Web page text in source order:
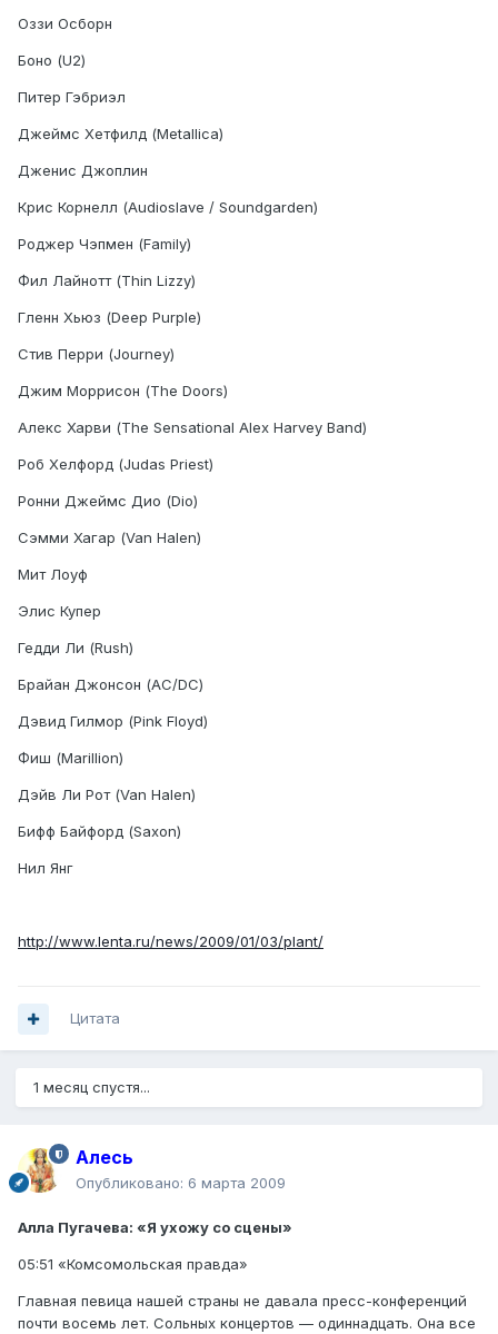
Оззи Осборн
Боно (U2)
Питер Гэбриэл
Джеймс Хетфилд (Metallica)
Дженис Джоплин
Крис Корнелл (Audioslave / Soundgarden)
Роджер Чэпмен (Family)
Фил Лайнотт (Thin Lizzy)
Гленн Хьюз (Deep Purple)
Стив Перри (Journey)
Джим Моррисон (The Doors)
Алекс Харви (The Sensational Alex Harvey Band)
Роб Хелфорд (Judas Priest)
Ронни Джеймс Дио (Dio)
Сэмми Хагар (Van Halen)
Мит Лоуф
Элис Купер
Гедди Ли (Rush)
Брайан Джонсон (AC/DC)
Дэвид Гилмор (Pink Floyd)
Фиш (Marillion)
Дэйв Ли Рот (Van Halen)
Бифф Байфорд (Saxon)
Нил Янг
http://www.lenta.ru/news/2009/01/03/plant/
Цитата
1 месяц спустя...
Алесь
Опубликовано: 6 марта 2009
Алла Пугачева: «Я ухожу со сцены»
05:51 «Комсомольская правда»
Главная певица нашей страны не давала пресс-конференций
почти восемь лет. Сольных концертов — одиннадцать. Она все